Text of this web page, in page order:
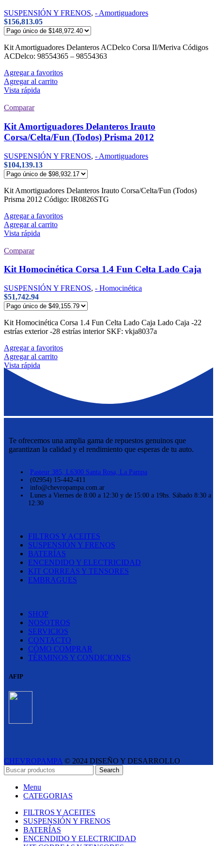
SUSPENSIÓN Y FRENOS, - Amortiguadores
$156,813.05
Kit Amortiguadores Delanteros ACDelco Corsa II/Meriva Códigos
ACDelco: 98554365 – 98554363
Agregar a favoritos
Agregar al carrito
Vista rápida
Comparar
Kit Amortiguadores Delanteros Irauto
Corsa/Celta/Fun (Todos) Prisma 2012
SUSPENSIÓN Y FRENOS, - Amortiguadores
$104,139.13
Kit Amortiguadores Delanteros Irauto Corsa/Celta/Fun (Todos)
Prisma 2012 Código: IR0826STG
Agregar a favoritos
Agregar al carrito
Vista rápida
Comparar
Kit Homocinética Corsa 1.4 Fun Celta Lado Caja
SUSPENSIÓN Y FRENOS, - Homocinética
$51,742.94
Kit Homocinética Corsa 1.4 Fun Celta Lado Caja Lado Caja -22
estrías exterior -28 estrías interior SKF: vkja8037a
Agregar a favoritos
Agregar al carrito
Vista rápida
Te ofrecemos una amplia gama de repuestos genuinos que
garantizan la calidad y el rendimiento que esperas de tu auto.
Pasteur 385, L6300 Santa Rosa, La Pampa
(02954) 15-442-411
info@chevropampa.com.ar
Lunes a Viernes de 8:00 a 12:30 y de 15:00 a 19hs. Sábado 8:30 a
12:30
FILTROS Y ACEITES
SUSPENSIÓN Y FRENOS
BATERÍAS
ENCENDIDO Y ELECTRICIDAD
KIT CORREAS Y TENSORES
EMBRAGUES
SHOP
NOSOTROS
SERVICIOS
CONTACTO
CÓMO COMPRAR
TÉRMINOS Y CONDICIONES
AFIP
CHEVROPAMPA © 2024 DISEÑO Y DESARROLLO
ESTUDIO LIPINA
- E-COMMERCE SOLUTIONS
Search
Menu
CATEGORIAS
FILTROS Y ACEITES
SUSPENSIÓN Y FRENOS
BATERÍAS
ENCENDIDO Y ELECTRICIDAD